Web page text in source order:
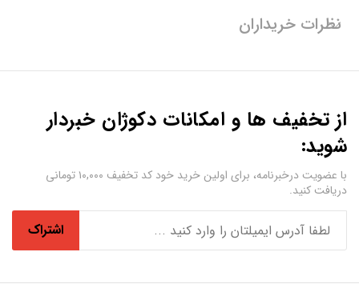
نظرات خریداران
از تخفیف ها و امکانات دکوژان خبردار
شوید:
با عضویت درخبرنامه، برای اولین خرید خود کد تخفیف ۱۰,۰۰۰ تومانی
دریافت کنید.
اشتراک